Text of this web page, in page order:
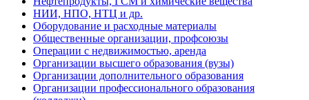
НИИ, НПО, НТЦ и др.
Оборудование и расходные материалы
Общественные организации, профсоюзы
Операции с недвижимостью, аренда
Организации высшего образования (вузы)
Организации дополнительного образования
Организации профессионального образования